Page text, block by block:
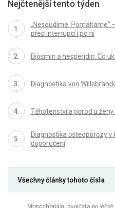
Nejčtenější tento týden
„Nesoudíme. Pomáháme“
před interrupcí i po ní
Diosmin a hesperidin: Co
Diagnostika von
Těhotenství a porod u ženy
Diagnostika osteoporózy v
doporučení
Všechny články tohoto čísla
Monochoriální dvojčata po